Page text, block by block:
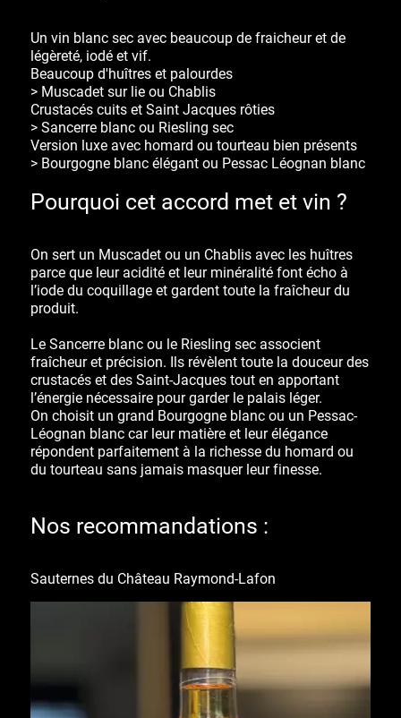
Un vin blanc sec avec beaucoup de fraicheur et de
légèreté, iodé et vif.
Beaucoup d'huîtres et palourdes
> Muscadet sur lie ou Chablis
Crustacés cuits et Saint Jacques rôties
> Sancerre blanc ou Riesling sec
Version luxe avec homard ou tourteau bien présents
> Bourgogne blanc élégant ou Pessac Léognan blanc
Pourquoi cet accord met et vin ?
On sert un Muscadet ou un Chablis avec les huîtres
parce que leur acidité et leur minéralité font écho à
l’iode du coquillage et gardent toute la fraîcheur du
produit.
Le Sancerre blanc ou le Riesling sec associent
fraîcheur et précision. Ils révèlent toute la douceur des
crustacés et des Saint-Jacques tout en apportant
l’énergie nécessaire pour garder le palais léger.
On choisit un grand Bourgogne blanc ou un Pessac-
Léognan blanc car leur matière et leur élégance
répondent parfaitement à la richesse du homard ou
du tourteau sans jamais masquer leur finesse.
Nos recommandations :
Sauternes du Château Raymond-Lafon